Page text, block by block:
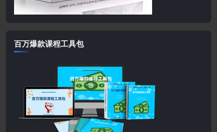
百万爆款课程工具包